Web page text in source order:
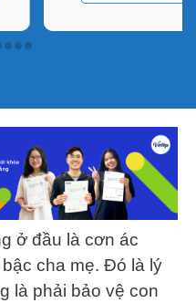
ở đầu là cơn ác
cha mẹ. Đó là lý
là phải bảo vệ con